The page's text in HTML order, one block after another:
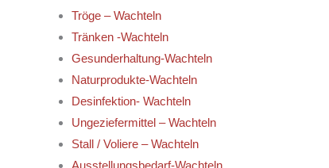
Tröge – Wachteln
Tränken -Wachteln
Gesunderhaltung-Wachteln
Naturprodukte-Wachteln
Desinfektion- Wachteln
Ungeziefermittel – Wachteln
Stall / Voliere – Wachteln
Ausstellungsbedarf-Wachteln